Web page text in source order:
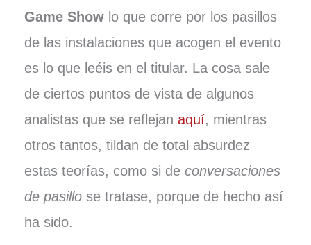
Game Showlo que corre por los pasillos
de las instalaciones que acogen el evento
es lo que leéis en el titular. La cosa sale
de ciertos puntos de vista de algunos
analistas que se reflejan aquí, mientras
otros tantos, tildan de total absurdez
estas teorías, como si de conversaciones
de pasillo se tratase, porque de hecho así
ha sido.